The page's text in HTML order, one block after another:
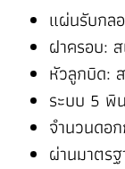
แผ่นรับกล
ฝาครอบ:
หัวลูกบิด:
ระบบ 5 พิน
จำนวนดอ
ผ่านมาตร